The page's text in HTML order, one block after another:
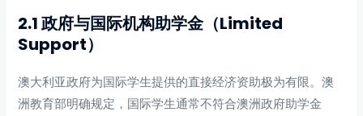
2.1 政府与国际机构助学金（Limited
Support）
澳大利亚政府为国际学生提供的直接经济资助极为有限。澳
洲教育部明确规定，国际学生通常不符合澳洲政府助学金